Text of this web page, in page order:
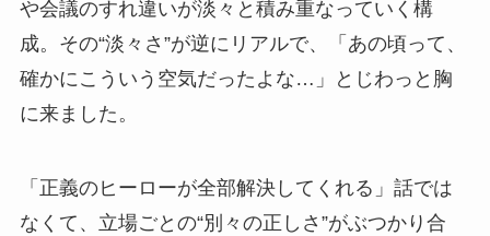
や会議のすれ違いが淡々と積み重なっていく構
成。その“淡々さ”が逆にリアルで、「あの頃って、
確かにこういう空気だったよな…」とじわっと胸
に来ました。
「正義のヒーローが全部解決してくれる」話では
なくて、立場ごとの“別々の正しさ”がぶつかり合